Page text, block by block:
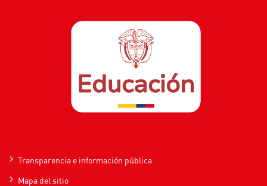
Transparencia e información pública
Mapa del sitio